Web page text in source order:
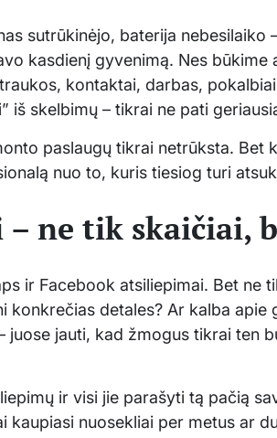
sutrūkinėjo, baterija
kasdienį gyvenimą. Nes būkime
kontaktai, darbas,
iš skelbimų – tikrai ne pati
paslaugų tikrai netrūksta. Bet
nuo to, kuris tiesiog turi
ne tik skaičiai,
ir Facebook atsiliepimai. Bet ne
konkrečias detales? Ar kalba apie
juose jauti, kad žmogus tikrai ten
ir visi jie parašyti tą pačią
kaupiasi nuosekliai per metus ar